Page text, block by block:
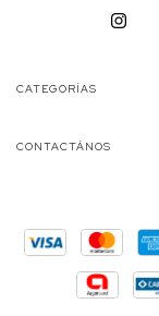
CATEGORÍAS
CONTACTÁNOS